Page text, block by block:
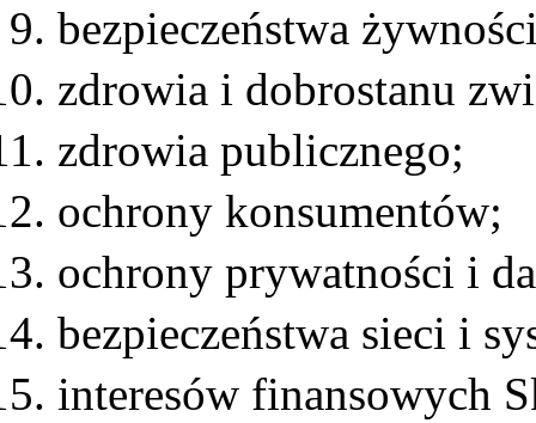
bezpieczeństwa
zdrowia i dobrostanu
zdrowia publicznego;
ochrony konsumentów;
ochrony prywatności i
bezpieczeństwa sieci i
interesów finansowych